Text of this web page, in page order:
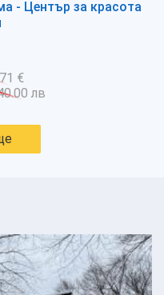
- Център за красота
€
лв